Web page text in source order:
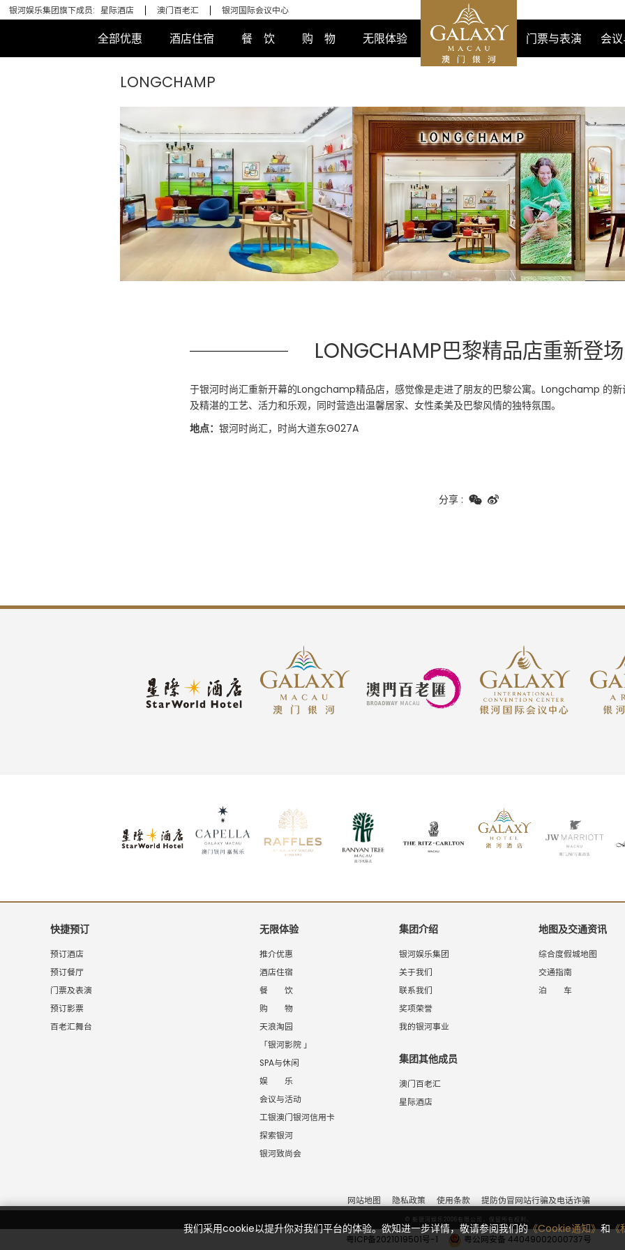
银河娱乐集团旗下成员: 星际酒店 澳门百老汇 银河国际会议中心
全部优惠 酒店住宿 餐 饮 购 物 无限体验 门票与表演 会
LONGCHAMP
LONGCHAMP巴黎精品店重新登场
于银河时尚汇重新开幕的Longchamp精品店，感觉像是走进了朋友的巴黎公寓。Longchamp 的新
及精湛的工艺、活力和乐观，同时营造出温馨居家、女性柔美及巴黎风情的独特氛围。
地点： 银河时尚汇，时尚大道东G027A
分享 :
我们采用cookie以提升你对我们平台的体验。欲知进一步详情，敬请参阅我们的《Cookie通知》和《
快捷预订
预订酒店
预订餐厅
门票及表演
预订影票
百老汇舞台
无限体验
推介优惠
酒店住宿
餐 饮
购 物
天浪淘园
「银河影院 」
SPA与休闲
娱 乐
会议与活动
工银澳门银河信用卡
探索银河
银河致尚会
集团介绍
银河娱乐集团
关于我们
联系我们
奖项荣誉
我的银河事业
集团其他成员
澳门百老汇
星际酒店
地图及交通资讯
综合度假城地图
交通指南
泊 车
网站地图 隐私政策 使用条款 提防伪冒网站行骗及电话诈骗
© 新银河娱乐2006有限公司，保留所有权利。
粤ICP备2021019501号-1 粤公网安备 44049002000737号